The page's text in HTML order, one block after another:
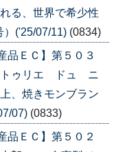
る、世界で希少性
）('25/07/11) (0834)
品ＥＣ】第５０３
トゥリエ ドュ ニ
、焼きモンブラン
07) (0833)
品ＥＣ】第５０２